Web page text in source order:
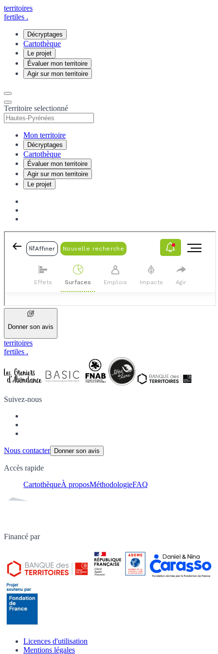
territoires
fertiles .
Décryptages
Cartothèque
Le projet
Évaluer mon territoire
Agir sur mon territoire
Territoire selectionné
Mon territoire
Décryptages
Cartothèque
Évaluer mon territoire
Agir sur mon territoire
Le projet
Donner son avis
territoires
fertiles .
Suivez-nous
Nous contacter Donner son avis
Accès rapide
CartothèqueÀ proposMéthodologieFAQ
Financé par
Licences d'utilisation
Mentions légales